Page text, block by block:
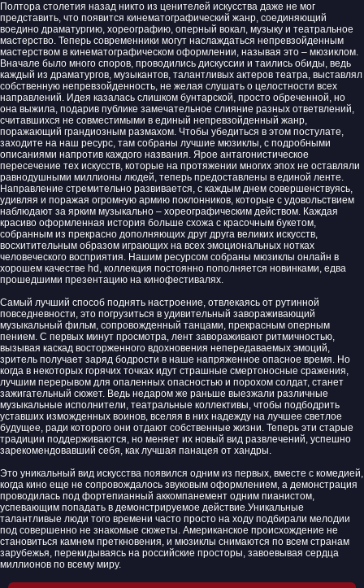
Полтора столетия назад никто из ценителей искусства даже не мог
представить, что появится кинематографический жанр, соединяющий
воедино драматургию, хореографию, оперный вокал, музыку и театральное
мастерство. Теперь современники могут наслаждаться непревзойденным
мастерством в кинематографическом оформлении, называя это – мюзиклом.
Вначале было много споров, проводились дискуссии и таились обиды, ведь
каждый из драматургов, музыкантов, талантливых актеров театра, выставлял
собственную непревзойденность, не желая слушать о целостности всех
направлений. Идея казалась слишком бунтарской, просто обреченной, но
она выжила, подарив публике замечательное слияние разных ответвлений,
считавшихся не совместимыми в единый непревзойденный жанр,
поражающий грандиозным размахом. Чтобы убедиться в этом постулате,
заходите на наш ресурс, там собраны лучшие мюзиклы, с подробными
описаниями напротив каждого названия. Ярое антагонистическое
пересечение тех искусств, которые на протяжении многих эпох не оставляли
равнодушными миллионы людей, теперь предоставлены в единой ленте.
Направление стремительно развивается, с каждым днем совершенствуясь,
удивляя и поражая огромную армию поклонников, которые с удовольствием
наблюдают за ярким музыкально – хореографическим действом. Каждая
красиво оформленная история больше схожа с красочным букетом,
собранным из прекрасно дополняющих друг друга великих искусств,
восхитительным образом играющих на всех эмоциональных нотках
человеческого восприятия. Нашим ресурсом собраны мюзиклы онлайн в
хорошем качестве hd, коллекция постоянно пополняется новинками, едва
прошедшими презентацию на кинофестивалях.
Самый лучший способ поднять настроение, отвлекаясь от рутинной
повседневности, это погрузиться в удивительный завораживающий
музыкальный фильм, сопровожденный танцами, прекрасным оперным
пением. С первых минут просмотра, лент завораживают ритмичностью,
вызывая каскад восторженного вдохновения непередаваемых эмоций,
зритель получает заряд бодрости в наше напряженное опасное время. Но
когда в некоторых горячих точках идут страшные смертоносные сражения,
лучшим перерывом для опаленных опасностью и порохом солдат, станет
зажигательный сюжет. Ведь недаром же раньше выезжали различные
музыкальные исполнители, театральные коллективы, чтобы подбодрить
уставших изможденных воинов, вселяя в них надежду на лучшее светлое
будущее, ради которого они отдают собственные жизни. Теперь эти старые
традиции поддерживаются, но меняет их новый вид развлечений, успешно
зарекомендовавший себя, как лучшая панацея от хандры.
Это уникальный вид искусства появился одним из первых, вместе с комедией,
когда кино еще не сопровождалось звуковым оформлением, а демонстрация
проводилась под фортепианный аккомпанемент одним пианистом,
успевающим попадать в демонстрируемое действие.Уникальные
талантливые люди того времени часто просто на ходу подбирали мелодии
под совершенно не знакомые сюжеты. Американское происхождение не
становиться камнем преткновения, и мюзиклы снимаются по всем странам
зарубежья, перекидываясь на российские просторы, завоевывая сердца
миллионов по всему миру.